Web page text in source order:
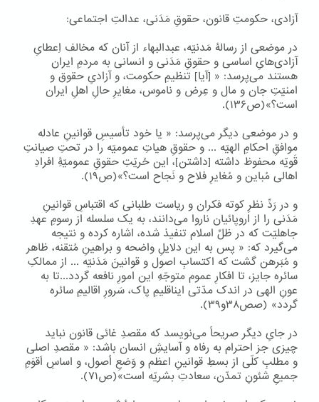
آزادی، حکومتِ قانون، حقوقِ مَدَنی، عدالتِ اجتماعی:
در موضعی از رسالۀ مَدنیّه، عبدالبهاء از آنان که مخالف اِعطایِ
آزادی‌هایِ اساسی و حقوقِ مَدَنی و انسانی به مردمِ ایران
هستند می‌پرسد: « [آیا] تنظیمِ حکومت، و آزادیِ حقوق و
امنیّتِ جان و مال و عِرض و ناموس، مغایرِ حالِ اهلِ ایران
است؟»(ص۱۳۶).
و در موضعی دیگر می‌پرسد: « یا خود تأسیسِ قوانینِ عادله
موافقِ احکامِ الهیّه ... و حقوقِ هیاتِ عمومیّه را در تحتِ صیانتِ
قَویّه محفوظ داشته [داشتن]، این حُریّتِ حقوقِ عمومیّۀِ افرادِ
اهالی مُباین و مُغایرِ فلاح و نَجاح است؟»(ص۱۹).
و در رَدِّ نظرِ کوته فکران و ریاست طلبانی که اقتباسِ قوانینِ
مَدَنی را از اروپائیان ناروا می‌دانند، به یک سلسله از رسومِ عهدِ
جاهلیّت که در ظلِّ اسلام تنفیذ شده، اشاره کرده و نتیجه
می‌گیرد که: « پس به این دلایلِ واضحه و براهینِ مُتقنه، ظاهر
و مُبَرهن گشت که اکتسابِ اصول و قوانینَ مَدَنیّه ... از ممالکِ
سائره جایز، تا افکارِ عموم متوجّهِ این امورِ نافعه گردد...تا به
عونِ الهی در اندک مدّتی ایناقلیمِ پاک، سَرورِ اقالیمِ سائره
گردد» (صص۳۸و۳۹).
در جایِ دیگر صریحاً می‌نویسد که مقصدِ غائی قانون نباید
چیزی جز احترام به رفاه و آسایشِ انسان باشد: « مقصدِ اصلی
و مطلبِ کلّی از بسطِ قوانینِ اعظم و وَضعِ اُصول، و اساسِ اَقوَمِ
جمیعِ شئونِ تمدّن، سعادتِ بشریّه است»(ص۷۱).